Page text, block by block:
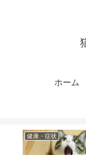
ホーム
健康・症状